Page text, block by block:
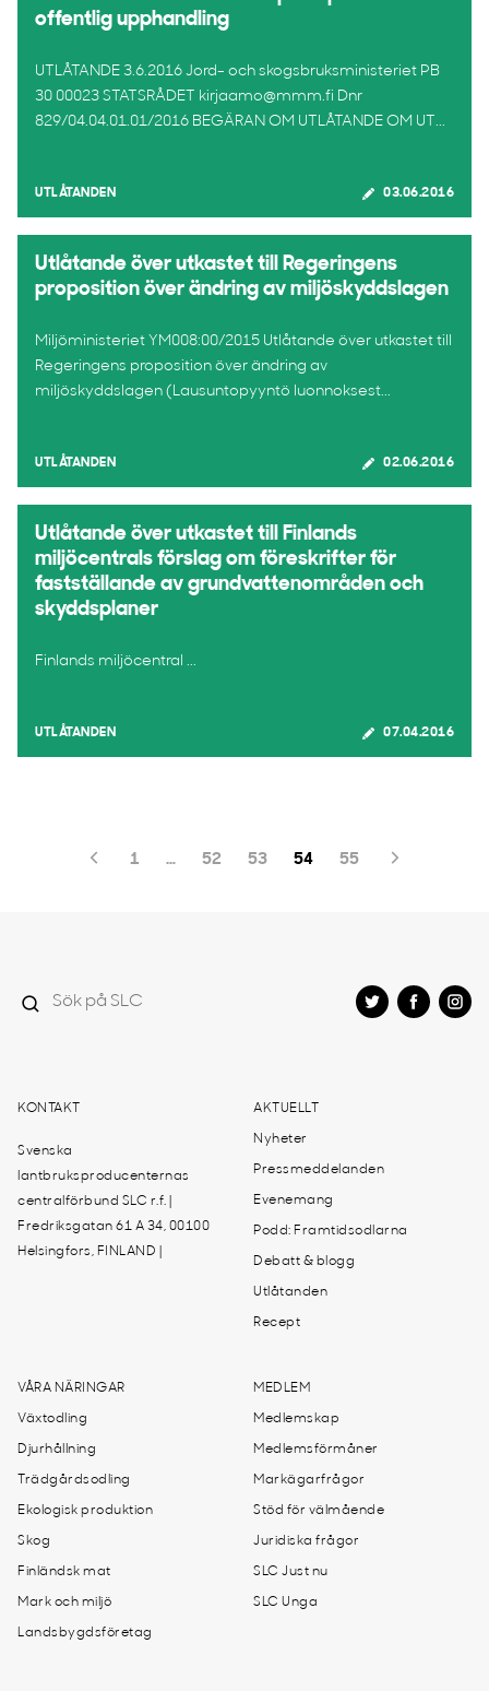
offentlig upphandling
UTLÅTANDE 3.6.2016 Jord- och skogsbruksministeriet PB
30 00023 STATSRÅDET kirjaamo@mmm.fi Dnr
829/04.04.01.01/2016 BEGÄRAN OM UTLÅTANDE OM UT...
UTLÅTANDEN 03.06.2016
Utlåtande över utkastet till Regeringens
proposition över ändring av miljöskyddslagen
Miljöministeriet YM008:00/2015 Utlåtande över utkastet till
Regeringens proposition över ändring av
miljöskyddslagen (Lausuntopyyntö luonnoksest...
UTLÅTANDEN 02.06.2016
Utlåtande över utkastet till Finlands
miljöcentrals förslag om föreskrifter för
fastställande av grundvattenområden och
skyddsplaner
Finlands miljöcentral ...
UTLÅTANDEN 07.04.2016
1 … 52 53 54 55
KONTAKT
Svenska
lantbruksproducenternas
centralförbund SLC r.f. |
Fredriksgatan 61 A 34, 00100
Helsingfors, FINLAND |
AKTUELLT
Nyheter
Pressmeddelanden
Evenemang
Podd: Framtidsodlarna
Debatt & blogg
Utlåtanden
Recept
VÅRA NÄRINGAR
Växtodling
Djurhållning
Trädgårdsodling
Ekologisk produktion
Skog
Finländsk mat
Mark och miljö
Landsbygdsföretag
MEDLEM
Medlemskap
Medlemsförmåner
Markägarfrågor
Stöd för välmående
Juridiska frågor
SLC Just nu
SLC Unga